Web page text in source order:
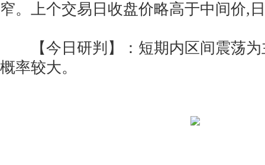
窄。上个交易日收盘价略高于中间价,
【今日研判】：短期内区间震荡为
概率较大。